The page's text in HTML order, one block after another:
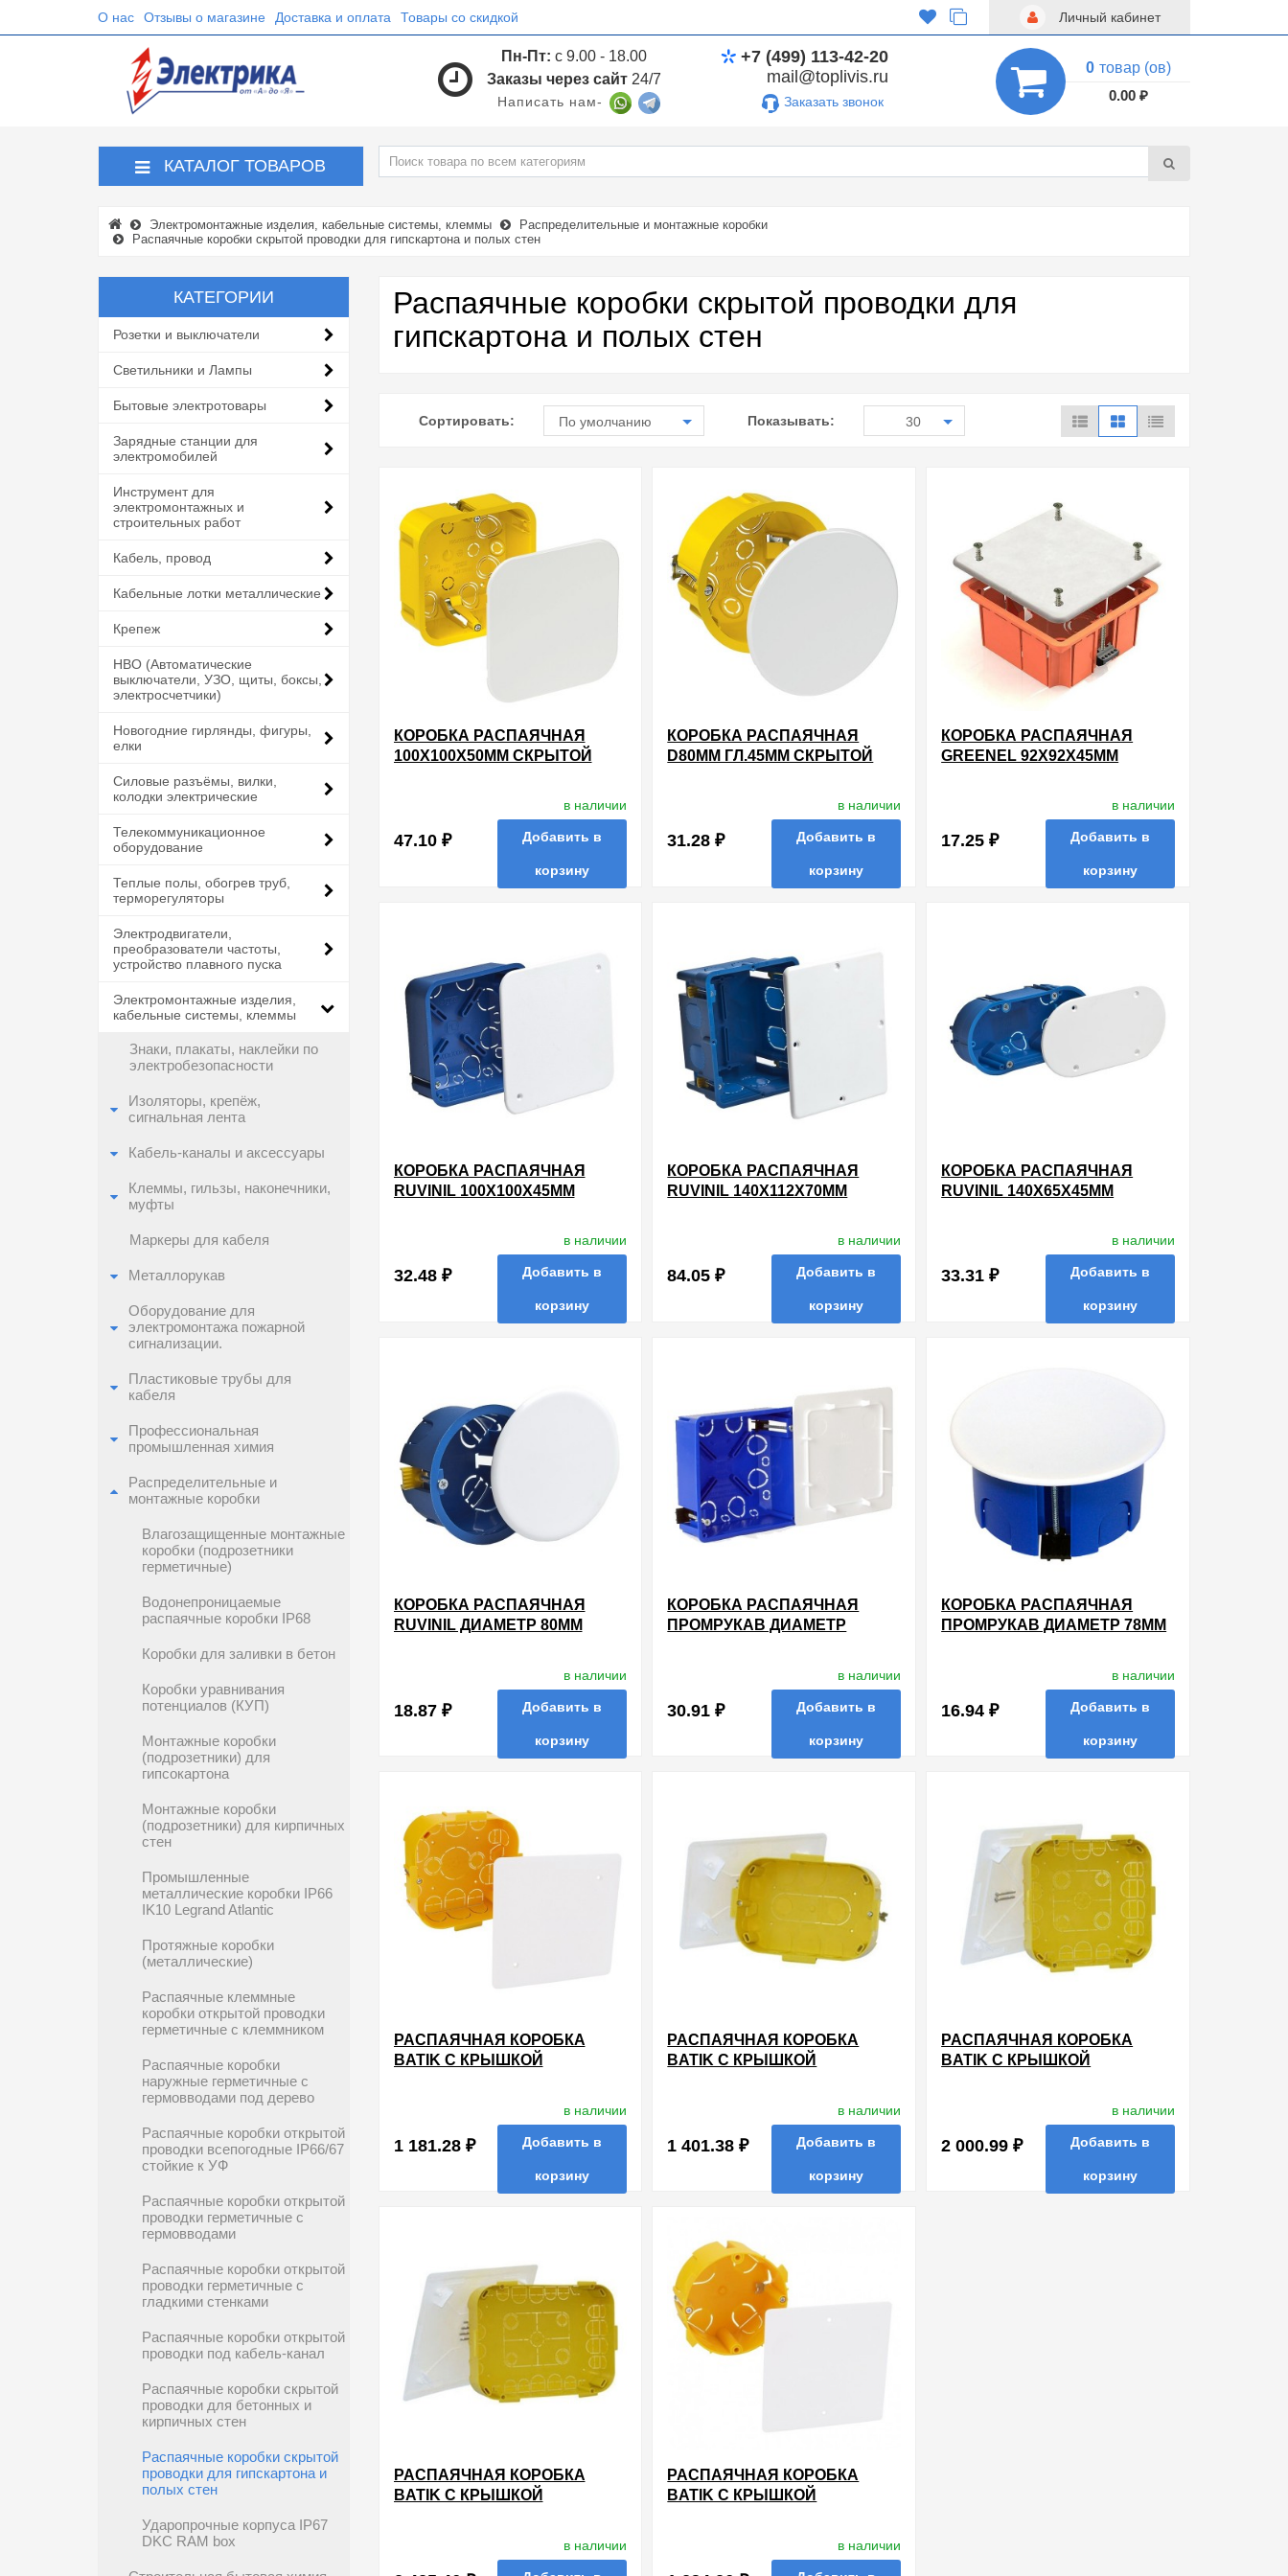
О нас Отзывы о магазине Доставка и оплата Товары со скидкой Личный кабинет
Пн-Пт: с 9.00 - 18.00
Заказы через сайт 24/7
Написать нам-
+7 (499) 113-42-20
mail@toplivis.ru
Заказать звонок
0 товар (ов)
0.00 ₽
КАТАЛОГ ТОВАРОВ
Электромонтажные изделия, кабельные системы, клеммы
Распределительные и монтажные коробки
Распаячные коробки скрытой проводки для гипскартона и полых стен
КАТЕГОРИИ
Розетки и выключатели
Светильники и Лампы
Бытовые электротовары
Зарядные станции для
электромобилей
Инструмент для
электромонтажных и
строительных работ
Кабель, провод
Кабельные лотки металлические
Крепеж
НВО (Автоматические
выключатели, УЗО, щиты, боксы,
электросчетчики)
Новогодние гирлянды, фигуры,
елки
Силовые разъёмы, вилки,
колодки электрические
Телекоммуникационное
оборудование
Теплые полы, обогрев труб,
терморегуляторы
Электродвигатели,
преобразователи частоты,
устройство плавного пуска
Электромонтажные изделия,
кабельные системы, клеммы
Знаки, плакаты, наклейки по
электробезопасности
Изоляторы, крепёж,
сигнальная лента
Кабель-каналы и аксессуары
Клеммы, гильзы, наконечники,
муфты
Маркеры для кабеля
Металлорукав
Оборудование для
электромонтажа пожарной
сигнализации.
Пластиковые трубы для
кабеля
Профессиональная
промышленная химия
Распределительные и
монтажные коробки
Влагозащищенные монтажные
коробки (подрозетники
герметичные)
Водонепроницаемые
распаячные коробки IP68
Коробки для заливки в бетон
Коробки уравнивания
потенциалов (КУП)
Монтажные коробки
(подрозетники) для
гипсокартона
Монтажные коробки
(подрозетники) для кирпичных
стен
Промышленные
металлические коробки IP66
IK10 Legrand Atlantic
Протяжные коробки
(металлические)
Распаячные клеммные
коробки открытой проводки
герметичные с клеммником
Распаячные коробки
наружные герметичные с
гермовводами под дерево
Распаячные коробки открытой
проводки всепогодные IP66/67
стойкие к УФ
Распаячные коробки открытой
проводки герметичные с
гермовводами
Распаячные коробки открытой
проводки герметичные с
гладкими стенками
Распаячные коробки открытой
проводки под кабель-канал
Распаячные коробки скрытой
проводки для бетонных и
кирпичных стен
Распаячные коробки скрытой
проводки для гипскартона и
полых стен
Ударопрочные корпуса IP67
DKC RAM box
Распаячные коробки скрытой проводки для
гипскартона и полых стен
Сортировать: По умолчанию Показывать: 30
КОРОБКА РАСПАЯЧНАЯ
100Х100Х50ММ СКРЫТОЙ
ELECTRIC [УП. 72ШТ]
47.10 ₽
в наличии
Добавить в
корзину
КОРОБКА РАСПАЯЧНАЯ
D80ММ ГЛ.45ММ СКРЫТОЙ
ELECTRIC [УП. 120ШТ]
31.28 ₽
в наличии
Добавить в
корзину
КОРОБКА РАСПАЯЧНАЯ
GREENEL 92Х92Х45ММ
17.25 ₽
в наличии
Добавить в
корзину
КОРОБКА РАСПАЯЧНАЯ
RUVINIL 100Х100Х45ММ
32.48 ₽
в наличии
Добавить в
корзину
КОРОБКА РАСПАЯЧНАЯ
RUVINIL 140Х112Х70ММ
84.05 ₽
в наличии
Добавить в
корзину
КОРОБКА РАСПАЯЧНАЯ
RUVINIL 140Х65Х45ММ
33.31 ₽
в наличии
Добавить в
корзину
КОРОБКА РАСПАЯЧНАЯ
RUVINIL ДИАМЕТР 80ММ
ГИПСОКАРТОНА [УП. 90ШТ]
18.87 ₽
в наличии
Добавить в
корзину
КОРОБКА РАСПАЯЧНАЯ
ПРОМРУКАВ ДИАМЕТР
ГИПСОКАРТОНА [УП. 60ШТ]
30.91 ₽
в наличии
Добавить в
корзину
КОРОБКА РАСПАЯЧНАЯ
ПРОМРУКАВ ДИАМЕТР 78ММ
ГИПСОКАРТОНА [УП. 132ШТ]
16.94 ₽
в наличии
Добавить в
корзину
РАСПАЯЧНАЯ КОРОБКА
BATIK С КРЫШКОЙ
ПЕРЕГОРОДОК LEGRAND
1 181.28 ₽
в наличии
Добавить в
корзину
сравнить купить в 1 клик
РАСПАЯЧНАЯ КОРОБКА
BATIK С КРЫШКОЙ
ПЕРЕГОРОДОК LEGRAND
1 401.38 ₽
в наличии
Добавить в
корзину
сравнить купить в 1 клик
РАСПАЯЧНАЯ КОРОБКА
BATIK С КРЫШКОЙ
ПЕРЕГОРОДОК LEGRAND
2 000.99 ₽
в наличии
Добавить в
корзину
сравнить купить в 1 клик
РАСПАЯЧНАЯ КОРОБКА
BATIK С КРЫШКОЙ
ПЕРЕГОРОДОК LEGRAND
в наличии
РАСПАЯЧНАЯ КОРОБКА
BATIK С КРЫШКОЙ
ПЕРЕГОРОДОК LEGRAND
в наличии